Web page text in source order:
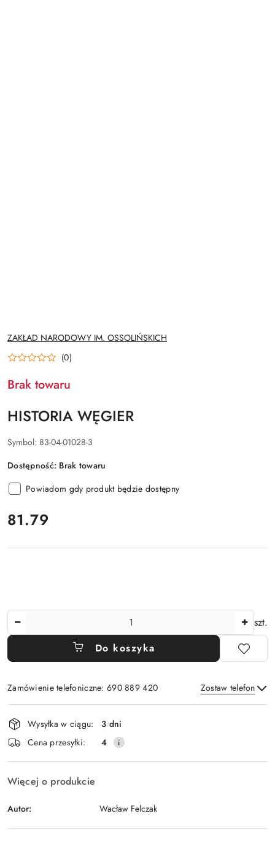
NAZWA
PRODUCENTA:
ZAKŁAD NARODOWY IM. OSSOLIŃSKICH
(0)
Brak towaru
HISTORIA WĘGIER
Symbol: 83-04-01028-3
Dostępność: Brak towaru
Powiadom gdy produkt będzie dostępny
cena:
81.79
szt.
Do koszyka
Zamówienie telefoniczne: 690 889 420 Zostaw telefon
Wyślij
Dostępność
i
dostawa
Wysyłka w ciągu:
3 dni
Cena przesyłki:
4
Więcej o produkcie
Autor: Wacław Felczak